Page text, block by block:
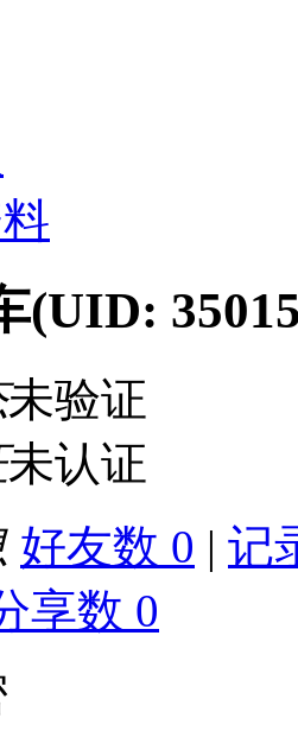
(UID:
未验证
未认证
好友数 0 | 记
享数 0